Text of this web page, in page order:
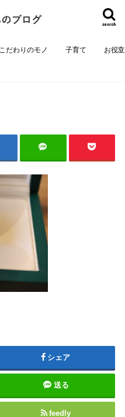
search
こだわりのモノ 子育て お役
シェア
送る
feedly